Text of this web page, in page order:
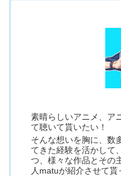
素晴らしいアニメ、ア
て聴いて貰いたい！
そんな想いを胸に、数
てきた経験を活かして
つ、様々な作品とその
人matuが紹介させて貰